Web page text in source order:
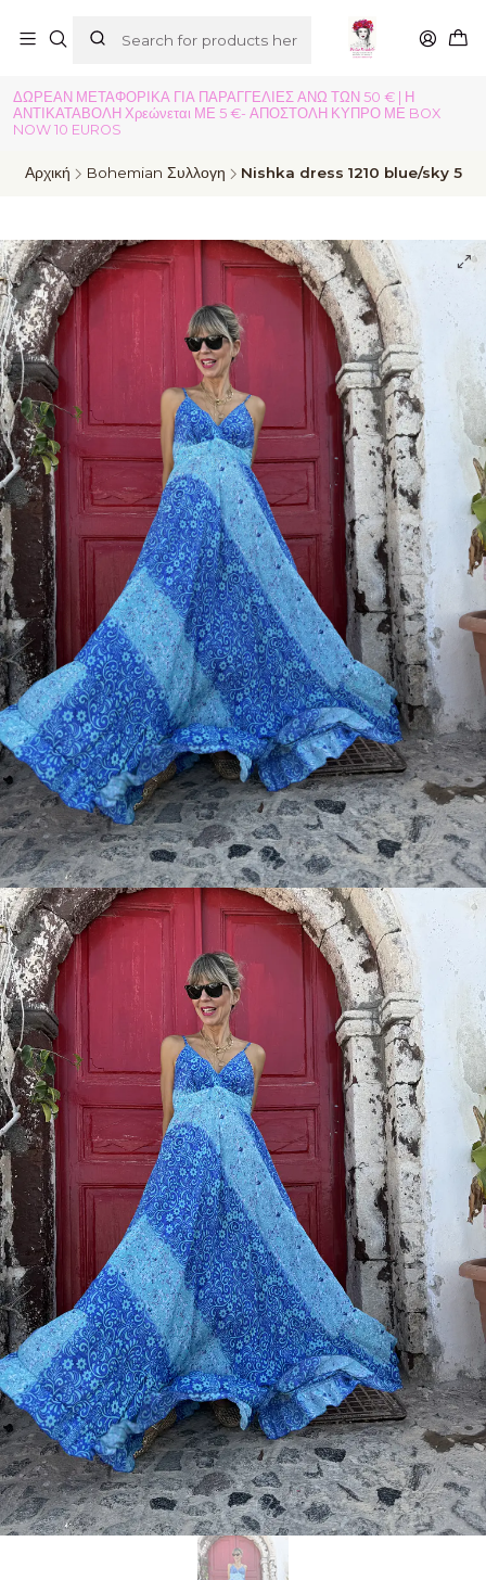
ΔΩΡΕΑΝ ΜΕΤΑΦΟΡΙΚΑ ΓΙΑ ΠΑΡΑΓΓΕΛΙΕΣ ΑΝΩ ΤΩΝ 50 € | Η
ΑΝΤΙΚΑΤΑΒΟΛΗ Χρεώνεται ΜΕ 5 €- ΑΠΟΣΤΟΛΗ ΚΥΠΡΟ ΜΕ BOX
NOW 10 EUROS
Αρχική Bohemian Συλλογη Nishka dress 1210 blue/sky 5